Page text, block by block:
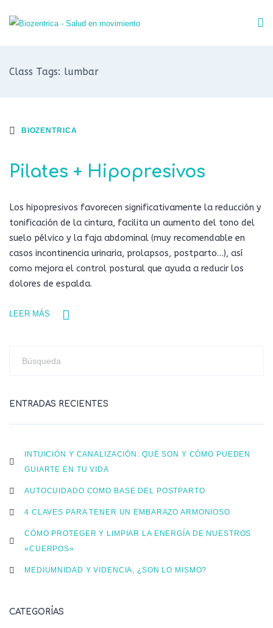
Class Tags: lumbar
BIOZENTRICA
Pilates + Hipopresivos
Los hipopresivos favorecen significativamente la reducción y
tonificación de la cintura, facilita un aumento del tono del
suelo pélvico y la faja abdominal (muy recomendable en
casos incontinencia urinaria, prolapsos, postparto…), así
como mejora el control postural que ayuda a reducir los
dolores de espalda.
LEER MÁS
ENTRADAS RECIENTES
INTUICIÓN Y CANALIZACIÓN: QUÉ SON Y CÓMO PUEDEN
GUIARTE EN TU VIDA
AUTOCUIDADO COMO BASE DEL POSTPARTO
4 CLAVES PARA TENER UN EMBARAZO ARMONIOSO
CÓMO PROTEGER Y LIMPIAR LA ENERGÍA DE NUESTROS
«CUERPOS»
MEDIUMNIDAD Y VIDENCIA, ¿SON LO MISMO?
CATEGORÍAS